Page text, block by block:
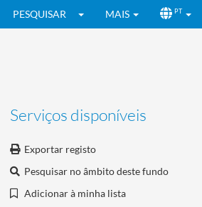
PESQUISAR MAIS PT
Serviços disponíveis
Exportar registo
Pesquisar no âmbito deste fundo
Adicionar à minha lista